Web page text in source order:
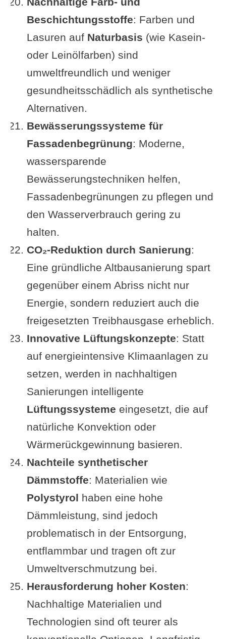
Beschichtungsstoffe: Farben und
Lasuren auf Naturbasis (wie Kasein-
oder Leinölfarben) sind
umweltfreundlich und weniger
gesundheitsschädlich als synthetische
Alternativen.
Bewässerungssysteme für
Fassadenbegrünung: Moderne,
wassersparende
Bewässerungstechniken helfen,
Fassadenbegrünungen zu pflegen und
den Wasserverbrauch gering zu
halten.
CO₂-Reduktion durch Sanierung:
Eine gründliche Altbausanierung spart
gegenüber einem Abriss nicht nur
Energie, sondern reduziert auch die
freigesetzten Treibhausgase erheblich.
Innovative Lüftungskonzepte: Statt
auf energieintensive Klimaanlagen zu
setzen, werden in nachhaltigen
Sanierungen intelligente
Lüftungssysteme eingesetzt, die auf
natürliche Konvektion oder
Wärmerückgewinnung basieren.
Nachteile synthetischer
Dämmstoffe: Materialien wie
Polystyrol haben eine hohe
Dämmleistung, sind jedoch
problematisch in der Entsorgung,
entflammbar und tragen oft zur
Umweltverschmutzung bei.
Herausforderung hoher Kosten:
Nachhaltige Materialien und
Technologien sind oft teurer als